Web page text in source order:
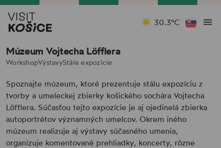
30.3°C
Múzeum Vojtecha Löfflera
WorkshopVýstavyStále expozície
Spoznajte múzeum, ktoré prezentuje stálu expozíciu z
tvorby a umeleckej zbierky košického sochára Vojtecha
Löfflera. Súčasťou tejto expozície je aj ojedinelá zbierka
autoportrétov významných umelcov. Okrem iného
múzeum realizuje aj výstavy súčasného umenia,
organizuje komentované prehliadky, koncerty, rôzne